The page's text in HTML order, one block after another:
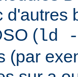
d'autres
(ld
(par